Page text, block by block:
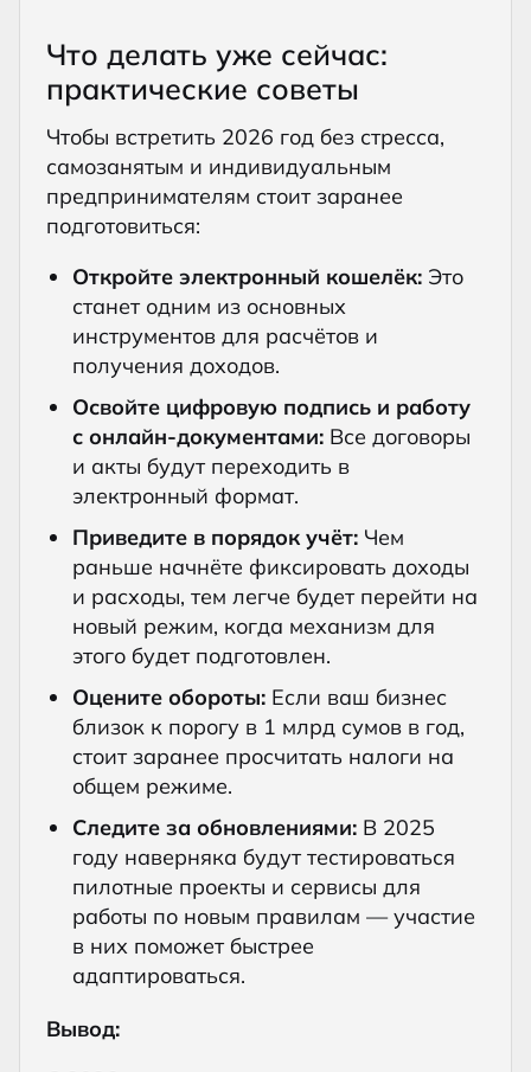
Что делать уже сейчас:
практические советы
Чтобы встретить 2026 год без стресса,
самозанятым и индивидуальным
предпринимателям стоит заранее
подготовиться:
Откройте электронный кошелёк:Это
станет одним из основных
инструментов для расчётов и
получения доходов.
Освойте цифровую подпись и работу
с онлайн-документами:Все договоры
и акты будут переходить в
электронный формат.
Приведите в порядок учёт:Чем
раньше начнёте фиксировать доходы
и расходы, тем легче будет перейти на
новый режим, когда механизм для
этого будет подготовлен.
Оцените обороты:Если ваш бизнес
близок к порогу в 1 млрд сумов в год,
стоит заранее просчитать налоги на
общем режиме.
Следите за обновлениями: В 2025
году наверняка будут тестироваться
пилотные проекты и сервисы для
работы по новым правилам — участие
в них поможет быстрее
адаптироваться.
Вывод: